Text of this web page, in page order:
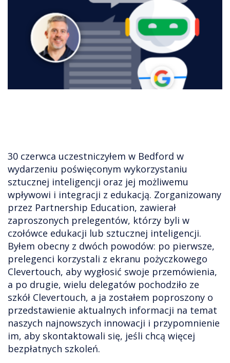
30 czerwca uczestniczyłem w Bedford w
wydarzeniu poświęconym wykorzystaniu
sztucznej inteligencji oraz jej możliwemu
wpływowi i integracji z edukacją. Zorganizowany
przez Partnership Education, zawierał
zaproszonych prelegentów, którzy byli w
czołówce edukacji lub sztucznej inteligencji.
Byłem obecny z dwóch powodów: po pierwsze,
prelegenci korzystali z ekranu pożyczkowego
Clevertouch, aby wygłosić swoje przemówienia,
a po drugie, wielu delegatów pochodziło ze
szkół Clevertouch, a ja zostałem poproszony o
przedstawienie aktualnych informacji na temat
naszych najnowszych innowacji i przypomnienie
im, aby skontaktowali się, jeśli chcą więcej
bezpłatnych szkoleń.